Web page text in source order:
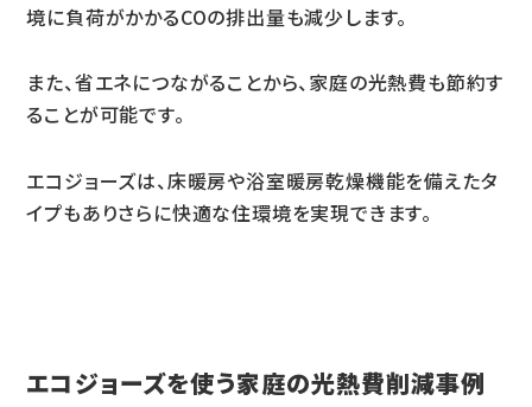
境に負荷がかかるCOの排出量も減少します。
また、省エネにつながることから、家庭の光熱費も節約す
ることが可能です。
エコジョーズは、床暖房や浴室暖房乾燥機能を備えたタ
イプもありさらに快適な住環境を実現できます。
エコジョーズを使う家庭の光熱費削減事例